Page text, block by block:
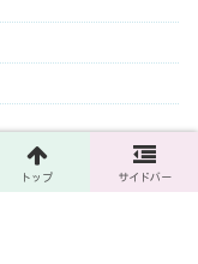
トップ サイドバー